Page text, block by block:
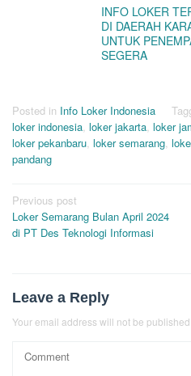
INFO LOKER
DI DAERAH
UNTUK
SEGERA
Posted in Info Loker Indonesia
loker indonesia, loker jakarta, loker
loker pekanbaru, loker semarang,
pandang
Post
navigation
Previous post
Loker Semarang Bulan April 2024
di PT Des Teknologi Informasi
Leave a Reply
Your email address will not be published.